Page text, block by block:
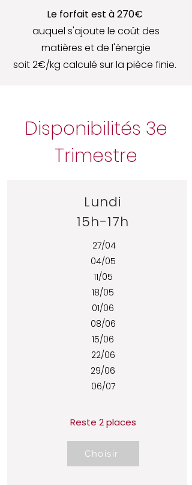
Le forfait est à 270€
auquel s'ajoute le coût des
matières et de l'énergie
soit 2€/kg calculé sur la pièce finie.
Disponibilités 3e
Trimestre
Lundi
15h-17h
27/04
04/05
11/05
18/05
01/06
08/06
15/06
22/06
29/06
06/07
Reste 2 places
Choisir